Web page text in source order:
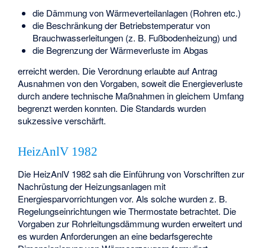
die Dämmung von Wärmeverteilanlagen (Rohren etc.)
die Beschränkung der Betriebstemperatur von
Brauchwasserleitungen (z. B. Fußbodenheizung) und
die Begrenzung der Wärmeverluste im Abgas
erreicht werden. Die Verordnung erlaubte auf Antrag
Ausnahmen von den Vorgaben, soweit die Energieverluste
durch andere technische Maßnahmen in gleichem Umfang
begrenzt werden konnten. Die Standards wurden
sukzessive verschärft.
HeizAnlV 1982
Die HeizAnlV 1982 sah die Einführung von Vorschriften zur
Nachrüstung der Heizungsanlagen mit
Energiesparvorrichtungen vor. Als solche wurden z. B.
Regelungseinrichtungen wie Thermostate betrachtet. Die
Vorgaben zur Rohrleitungsdämmung wurden erweitert und
es wurden Anforderungen an eine bedarfsgerechte